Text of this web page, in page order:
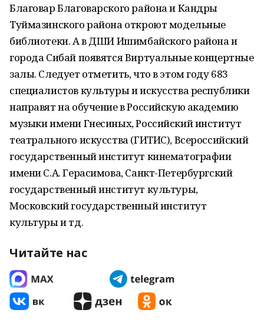
Благовар Благоварского района и Кандры
Туймазинского района откроют модельные
библиотеки. А в ДШИ Ишимбайского района и
города Сибай появятся Виртуальные концертные
залы. Следует отметить, что в этом году 683
специалистов культуры и искусства республики
направят на обучение в Российскую академию
музыки имени Гнесиных, Российский институт
театрального искусства (ГИТИС), Всероссийский
государственный институт кинематографии
имени С.А. Герасимова, Санкт-Петербургский
государственный институт культуры,
Московский государственный институт
культуры и тд.
Читайте нас